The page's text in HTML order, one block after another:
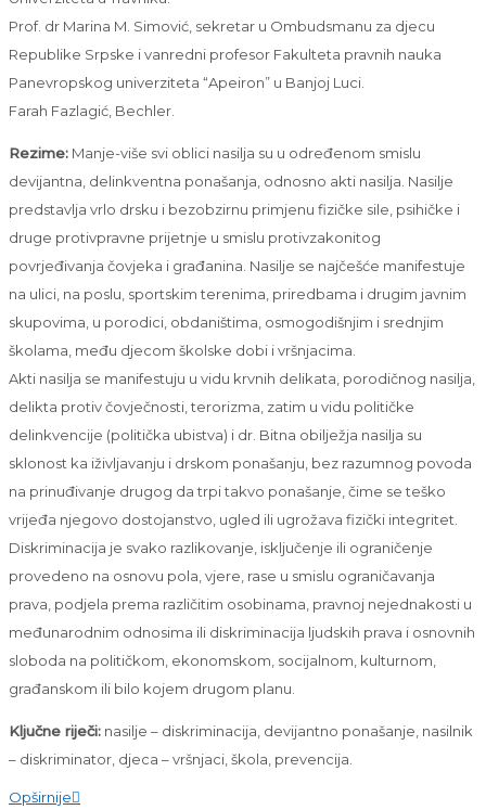
Prof. dr Marina M. Simović, sekretar u Ombudsmanu za djecu
Republike Srpske i vanredni profesor Fakulteta pravnih nauka
Panevropskog univerziteta “Apeiron” u Banjoj Luci.
Farah Fazlagić, Bechler.
Rezime: Manje-više svi oblici nasilja su u određenom smislu
devijantna, delinkventna ponašanja, odnosno akti nasilja. Nasilje
predstavlja vrlo drsku i bezobzirnu primjenu fizičke sile, psihičke i
druge protivpravne prijetnje u smislu protivzakonitog
povrjeđivanja čovjeka i građanina. Nasilje se najčešće manifestuje
na ulici, na poslu, sportskim terenima, priredbama i drugim javnim
skupovima, u porodici, obdaništima, osmogodišnjim i srednjim
školama, među djecom školske dobi i vršnjacima.
Akti nasilja se manifestuju u vidu krvnih delikata, porodičnog nasilja,
delikta protiv čovječnosti, terorizma, zatim u vidu političke
delinkvencije (politička ubistva) i dr. Bitna obilježja nasilja su
sklonost ka iživljavanju i drskom ponašanju, bez razumnog povoda
na prinuđivanje drugog da trpi takvo ponašanje, čime se teško
vrijeđa njegovo dostojanstvo, ugled ili ugrožava fizički integritet.
Diskriminacija je svako razlikovanje, isključenje ili ograničenje
provedeno na osnovu pola, vjere, rase u smislu ograničavanja
prava, podjela prema različitim osobinama, pravnoj nejednakosti u
međunarodnim odnosima ili diskriminacija ljudskih prava i osnovnih
sloboda na političkom, ekonomskom, socijalnom, kulturnom,
građanskom ili bilo kojem drugom planu.
Ključne riječi: nasilje – diskriminacija, devijantno ponašanje, nasilnik
– diskriminator, djeca – vršnjaci, škola, prevencija.
Opširnije